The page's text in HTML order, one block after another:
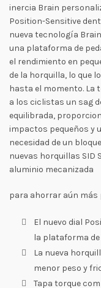
inercia Brain
Position-Sensitive
nueva tecnología
una plataforma de
el rendimiento en
de la horquilla, lo que
hasta el momento. La
a los ciclistas un sag
equilibrada,
impactos pequeños y
necesidad de un
nuevas horquillas SID
aluminio mecanizada
para ahorrar aún más
El nuevo dial
la plataforma de
La nueva
menor peso y
Tapa torque